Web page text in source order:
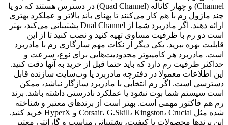
Channel) و چهار کاناله (Quad Channel) در دسترس هستند که دو یا
چند ماژول رم با هم کار می‌کنند تا پهنای باند بالاتر و عملکرد بهتری
ارائه دهند. اگر مادربرد شما از Dual Channel پشتیبانی می‌کند، بهتر
است دو رم با ظرفیت مساوی تهیه کنید و نصب کنید تا از این
قابلیت بهره ببرید. یکی دیگر از نکات مهم سازگاری رم با مادربرد
است. مادربرد هر کامپیوتر محدودیت‌هایی برای نوع، سرعت و
حداکثر ظرفیت رم دارد که باید حتما قبل از خرید به آنها دقت کنید.
این اطلاعات معمولا در دفترچه مادربرد یا وب‌سایت سازنده قابل
دسترسی است. اگر رم انتخابی با مادربرد سازگار نباشد، ممکن
است سیستم شما بوت نشود یا عملکرد نادرستی داشته باشد. برند
رم هم فاکتور مهمی است. بهتر است از برندهای معتبر و شناخته
شده مثل Corsair، G.Skill، Kingston، Crucial و HyperX خرید کنید.
این برندها محصولات با کیفیت، پشتیبانی مناسب و گارانتی معتبر